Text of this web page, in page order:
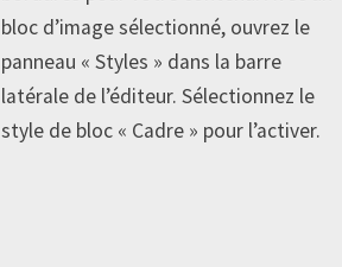
bloc d’image sélectionné, ouvrez le
panneau « Styles » dans la barre
latérale de l’éditeur. Sélectionnez le
style de bloc « Cadre » pour l’activer.